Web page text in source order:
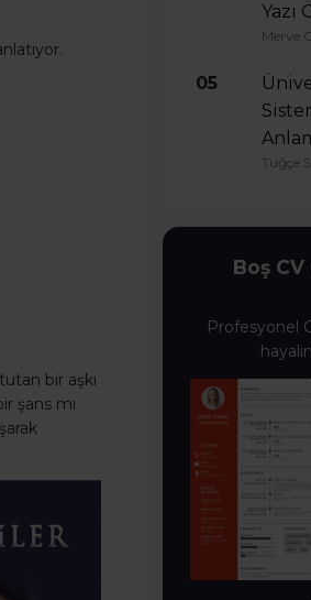
bir aşkı
şans mı
Yazı
Merve
05
Tuğçe
Boş
Profesyonel